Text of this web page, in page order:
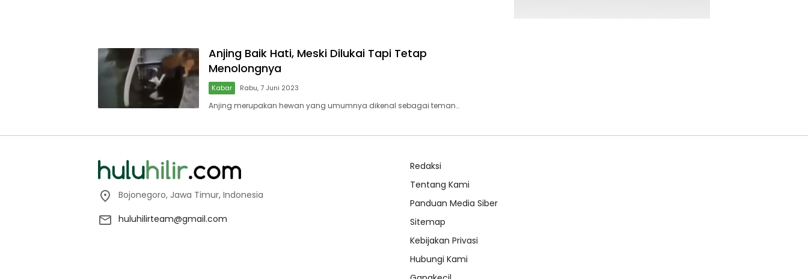
Anjing Baik Hati, Meski Dilukai Tapi Tetap
Menolongnya
Kabar Rabu, 7 Juni 2023
Anjing merupakan hewan yang umumnya dikenal sebagai teman…
Bojonegoro, Jawa Timur, Indonesia
huluhilirteam@gmail.com
Redaksi
Tentang Kami
Panduan Media Siber
Sitemap
Kebijakan Privasi
Hubungi Kami